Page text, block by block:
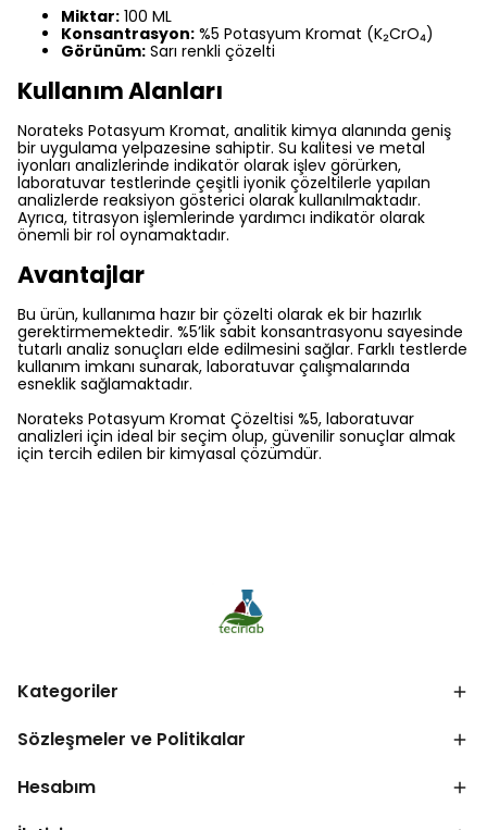
Miktar: 100 ML
Konsantrasyon: %5 Potasyum Kromat (K₂CrO₄)
Görünüm: Sarı renkli çözelti
Kullanım Alanları
Norateks Potasyum Kromat, analitik kimya alanında geniş
bir uygulama yelpazesine sahiptir. Su kalitesi ve metal
iyonları analizlerinde indikatör olarak işlev görürken,
laboratuvar testlerinde çeşitli iyonik çözeltilerle yapılan
analizlerde reaksiyon gösterici olarak kullanılmaktadır.
Ayrıca, titrasyon işlemlerinde yardımcı indikatör olarak
önemli bir rol oynamaktadır.
Avantajlar
Bu ürün, kullanıma hazır bir çözelti olarak ek bir hazırlık
gerektirmemektedir. %5’lik sabit konsantrasyonu sayesinde
tutarlı analiz sonuçları elde edilmesini sağlar. Farklı testlerde
kullanım imkanı sunarak, laboratuvar çalışmalarında
esneklik sağlamaktadır.
Norateks Potasyum Kromat Çözeltisi %5, laboratuvar
analizleri için ideal bir seçim olup, güvenilir sonuçlar almak
için tercih edilen bir kimyasal çözümdür.
Kategoriler
Sözleşmeler ve Politikalar
Hesabım